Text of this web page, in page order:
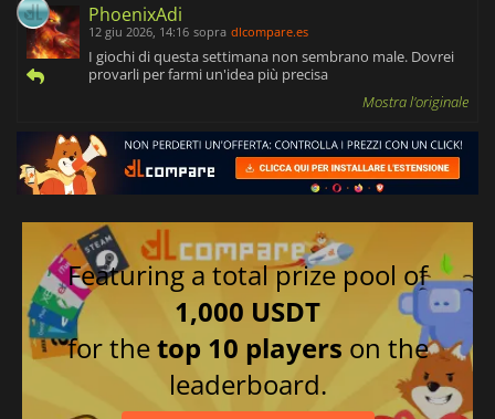
PhoenixAdi
12 giu 2026, 14:16 sopra dlcompare.es
I giochi di questa settimana non sembrano male. Dovrei
provarli per farmi un'idea più precisa
Mostra l'originale
Featuring a total prize pool of
1,000 USDT
for thetop 10 players on the
leaderboard.